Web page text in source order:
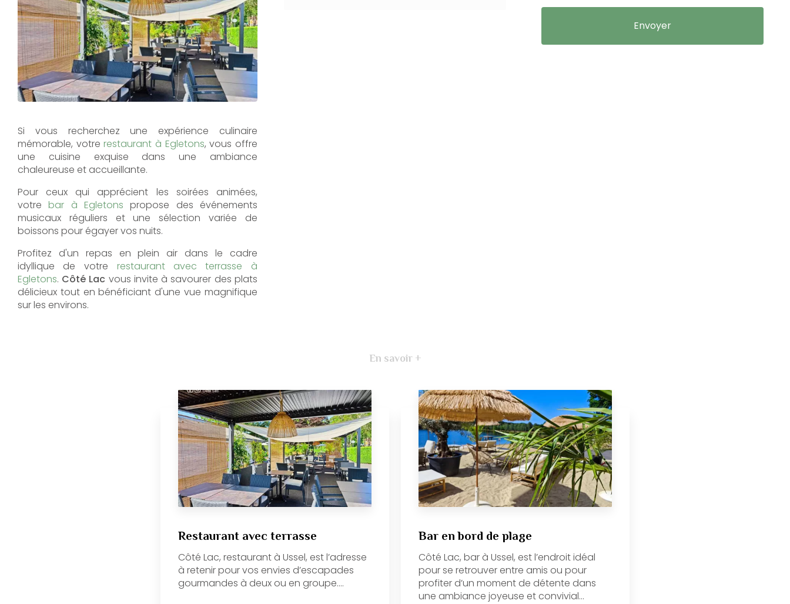
Si vous recherchez une expérience culinaire
mémorable, votrerestaurant à Egletons, vous offre
une cuisine exquise dans une ambiance
chaleureuse et accueillante.
Pour ceux qui apprécient les soirées animées,
votrebar à Egletons propose des événements
musicaux réguliers et une sélection variée de
boissons pour égayer vos nuits.
Profitez d'un repas en plein air dans le cadre
idyllique de votre restaurant avec terrasse à
Egletons. Côté Lac vous invite à savourer des plats
délicieux tout en bénéficiant d'une vue magnifique
sur les environs.
En savoir +
Restaurant avec terrasse
Côté Lac, restaurant à Ussel, est l’adresse
à retenir pour vos envies d’escapades
gourmandes à deux ou en groupe....
Bar en bord de plage
Côté Lac, bar à Ussel, est l’endroit idéal
pour se retrouver entre amis ou pour
profiter d’un moment de détente dans
une ambiance joyeuse et convivial...